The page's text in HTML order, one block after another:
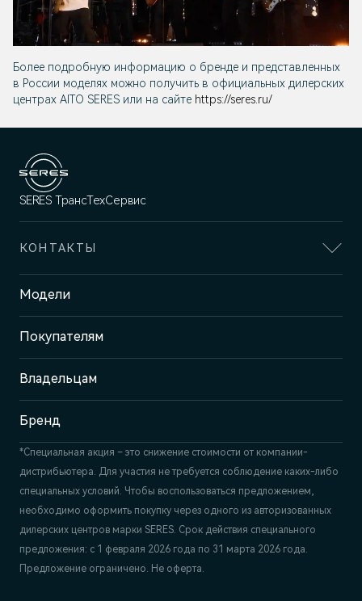
Более подробную информацию о бренде и представленных
в России моделях можно получить в официальных дилерских
центрах AITO SERES или на сайте https://seres.ru/
SERES ТрансТехСервис
КОНТАКТЫ
Адрес
Казань, пр-т Победы, 93к1
Отдел продаж
+7 (843) 210-39-45
Сервис
+7 (843) 558-22-74
Модели
Покупателям
Владельцам
Бренд
*Специальная акция – это снижение стоимости от компании-
дистрибьютера. Для участия не требуется соблюдение каких-либо
специальных условий. Чтобы воспользоваться предложением,
необходимо оформить покупку через одного из авторизованных
дилерских центров марки SERES. Срок действия специального
предложения: с 1 февраля 2026 года по 31 марта 2026 года.
Предложение ограничено. Не оферта.